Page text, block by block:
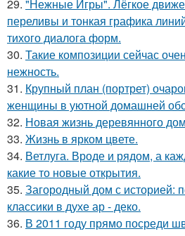
29. "Нежные Игры". Лёгкое
переливы и тонкая графика
тихого диалога форм.
30. Такие композиции сейчас
нежность.
31. Крупный план (портрет)
женщины в уютной домашней
32. Новая жизнь деревянного
33. Жизнь в ярком цвете.
34. Ветлуга. Вроде и рядом, а
какие то новые открытия.
35. Загородный дом с историей:
классики в духе ар - деко.
36. В 2011 году прямо посреди